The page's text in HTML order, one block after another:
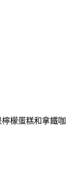
檬蛋糕和拿鐵咖